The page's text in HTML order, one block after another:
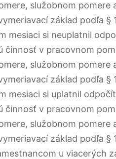
služobnom pomere
základ podľa §
mesiaci si neuplatnil
činnosť v pracovnom
služobnom pomere
základ podľa §
mesiaci si uplatnil
činnosť v pracovnom
služobnom pomere
základ podľa §
u viacerých